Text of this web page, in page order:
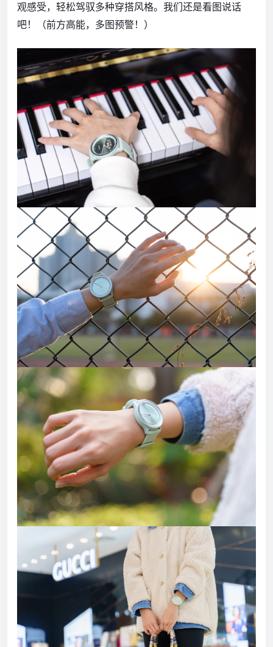
观感受，轻松驾驭多种穿搭风格。我们还是看图说话
吧！（前方高能，多图预警！）